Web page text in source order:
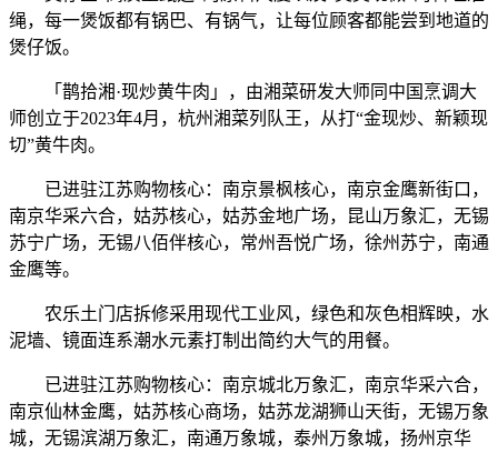
绳，每一煲饭都有锅巴、有锅气，让每位顾客都能尝到地道的
煲仔饭。
「鹊拾湘·现炒黄牛肉」，由湘菜研发大师同中国烹调大
师创立于2023年4月，杭州湘菜列队王，从打“金现炒、新颖现
切”黄牛肉。
已进驻江苏购物核心：南京景枫核心，南京金鹰新街口，
南京华采六合，姑苏核心，姑苏金地广场，昆山万象汇，无锡
苏宁广场，无锡八佰伴核心，常州吾悦广场，徐州苏宁，南通
金鹰等。
农乐土门店拆修采用现代工业风，绿色和灰色相辉映，水
泥墙、镜面连系潮水元素打制出简约大气的用餐。
已进驻江苏购物核心：南京城北万象汇，南京华采六合，
南京仙林金鹰，姑苏核心商场，姑苏龙湖狮山天街，无锡万象
城，无锡滨湖万象汇，南通万象城，泰州万象城，扬州京华